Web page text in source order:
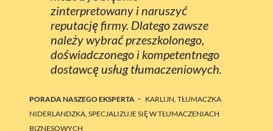
zinterpretowany i naruszyć
reputację firmy. Dlatego zawsze
należy wybrać przeszkolonego,
doświadczonego i kompetentnego
dostawcę usług tłumaczeniowych.
PORADA NASZEGO EKSPERTA - KARLIJN, TŁUMACZKA
NIDERLANDZKA, SPECJALIZUJE SIĘ W TŁUMACZENIACH
BIZNESOWYCH